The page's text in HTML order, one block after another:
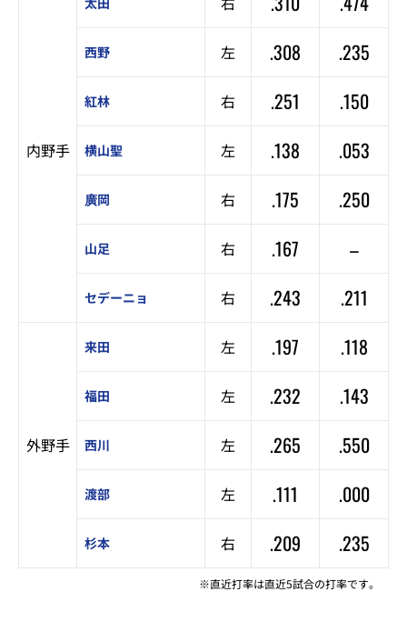
内野手
西野 左 .308 .235
紅林 右 .251 .150
横山聖 左 .138 .053
廣岡 右 .175 .250
山足 右 .167 –
セデーニョ 右 .243 .211
外野手
来田 左 .197 .118
福田 左 .232 .143
西川 左 .265 .550
渡部 左 .111 .000
杉本 右 .209 .235
※直近打率は直近5試合の打率です。